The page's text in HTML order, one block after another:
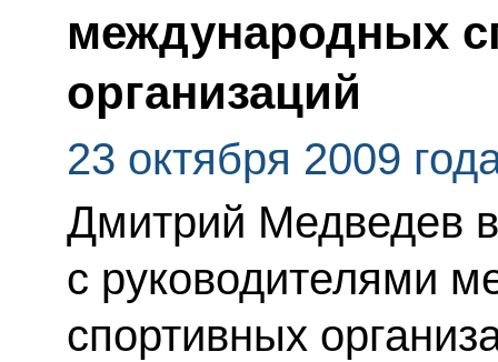
международных
организаций
23 октября 2009
Дмитрий Медведев
с руководителями
спортивных